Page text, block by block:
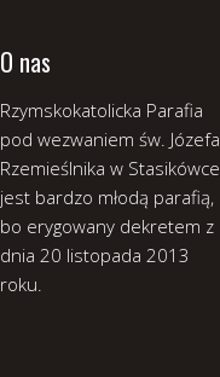
O nas
Rzymskokatolicka Parafia
pod wezwaniem św. Józefa
Rzemieślnika w Stasikówce
jest bardzo młodą parafią,
bo erygowany dekretem z
dnia 20 listopada 2013
roku.